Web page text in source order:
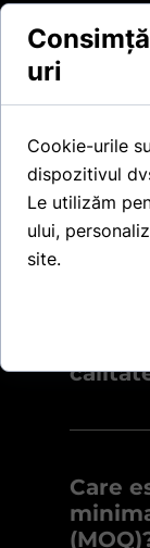
carbon si
se
fitinguri
Cu ce
pentru
tevi/
Care
uri
Cookie-urile
dispozitivul
Le utilizăm
ului,
site.